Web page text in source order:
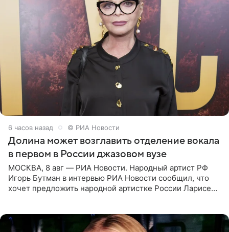
6 часов назад © РИА Новости
Долина может возглавить отделение вокала
в первом в России джазовом вузе
МОСКВА, 8 авг — РИА Новости. Народный артист РФ
Игорь Бутман в интервью РИА Новости сообщил, что
хочет предложить народной артистке России Ларисе